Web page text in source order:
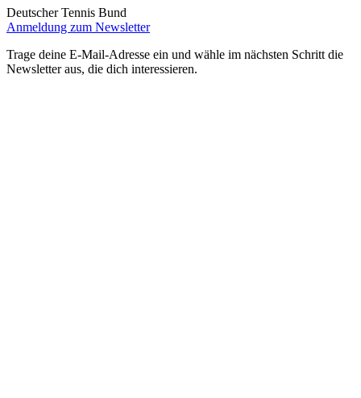
Deutscher Tennis Bund
Anmeldung zum Newsletter
Trage deine E-Mail-Adresse ein und wähle im nächsten Schritt die
Newsletter aus, die dich interessieren.